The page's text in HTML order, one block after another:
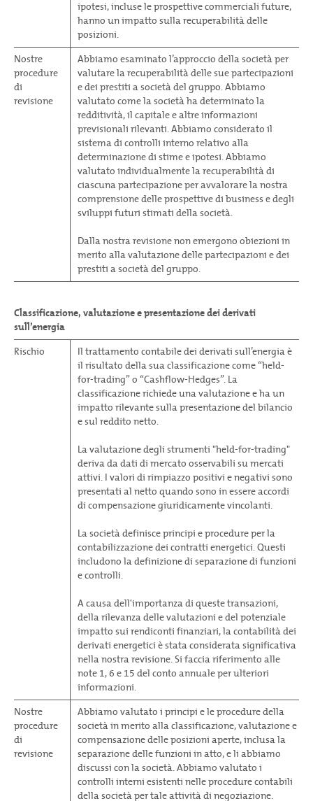
ipotesi, incluse le prospettive commerciali future,
hanno un impatto sulla recuperabilità delle
posizioni.
Nostre
procedure
di
revisione
Abbiamo esaminato l’approccio della società per
valutare la recuperabilità delle sue partecipazioni
e dei prestiti a società del gruppo. Abbiamo
valutato come la società ha determinato la
redditività, il capitale e altre informazioni
previsionali rilevanti. Abbiamo considerato il
sistema di controlli interno relativo alla
determinazione di stime e ipotesi. Abbiamo
valutato individualmente la recuperabilità di
ciascuna partecipazione per avvalorare la nostra
comprensione delle prospettive di business e degli
sviluppi futuri stimati della società.
Dalla nostra revisione non emergono obiezioni in
merito alla valutazione delle partecipazioni e dei
prestiti a società del gruppo.
Classificazione, valutazione e presentazione dei derivati
sull’energia
Rischio
Il trattamento contabile dei derivati sull’energia è
il risultato della sua classificazione come “held-
for-trading” o “Cashflow-Hedges”. La
classificazione richiede una valutazione e ha un
impatto rilevante sulla presentazione del bilancio
e sul reddito netto.
La valutazione degli strumenti "held-for-trading"
deriva da dati di mercato osservabili su mercati
attivi. I valori di rimpiazzo positivi e negativi sono
presentati al netto quando sono in essere accordi
di compensazione giuridicamente vincolanti.
La società definisce principi e procedure per la
contabilizzazione dei contratti energetici. Questi
includono la definizione di separazione di funzioni
e controlli.
A causa dell'importanza di queste transazioni,
della rilevanza delle valutazioni e del potenziale
impatto sui rendiconti finanziari, la contabilità dei
derivati energetici è stata considerata significativa
nella nostra revisione. Si faccia riferimento alle
note 1, 6 e 15 del conto annuale per ulteriori
informazioni.
Nostre
procedure
di
revisione
Abbiamo valutato i principi e le procedure della
società in merito alla classificazione, valutazione e
compensazione delle posizioni aperte, inclusa la
separazione delle funzioni in atto, e li abbiamo
discussi con la società. Abbiamo valutato i
controlli interni esistenti nelle procedure contabili
della società per tale attività di negoziazione.